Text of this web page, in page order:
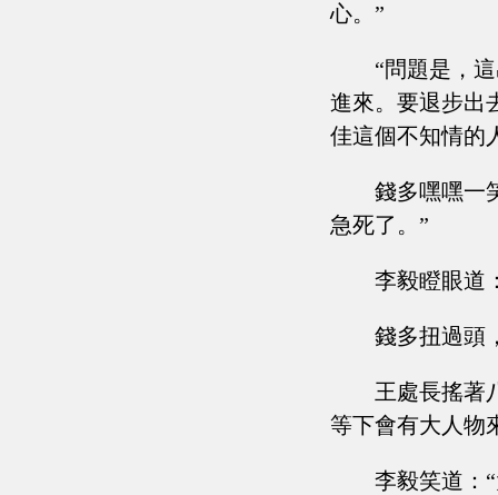
心。”
“問題是，
進來。要退步出
佳這個不知情的
錢多嘿嘿一
急死了。”
李毅瞪眼道
錢多扭過頭
王處長搖著
等下會有大人物
李毅笑道：